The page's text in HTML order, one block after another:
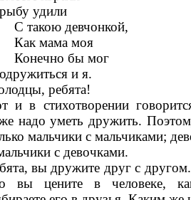
удили
девчонкой,
мама моя
бы мог
и я.
ребята!
и в стихотворении
надо уметь дружить.
мальчики с мальчиками;
с девочками.
вы дружите друг с
вы цените в человеке,